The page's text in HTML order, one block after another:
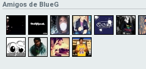
Amigos de BlueG